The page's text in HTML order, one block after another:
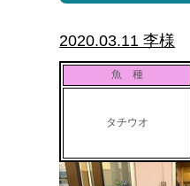
2020.03.11 李様
魚 種
タチウオ